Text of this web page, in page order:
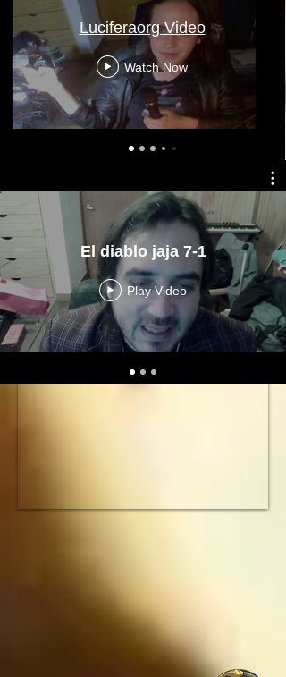
Luciferaorg Video
Watch Now
El diablo jaja 7-1
Play Video